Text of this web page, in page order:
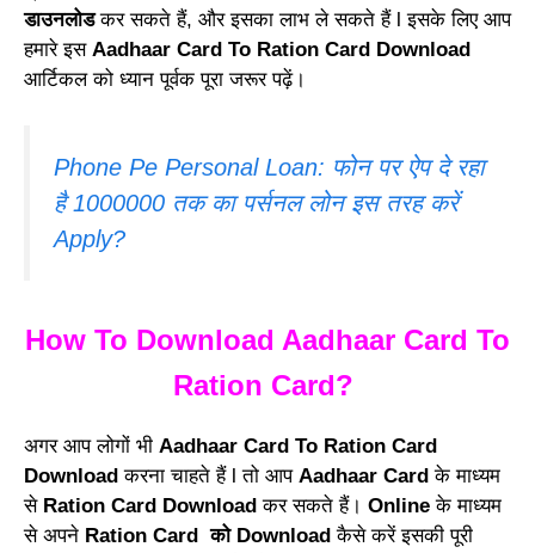
डाउनलोडकर सकते हैं, और इसका लाभ ले सकते हैं l इसके लिए आप
हमारे इस Aadhaar Card To Ration Card Download
आर्टिकल को ध्यान पूर्वक पूरा जरूर पढ़ें।
Phone Pe Personal Loan: फोन पर ऐप दे रहा
है 1000000 तक का पर्सनल लोन इस तरह करें
Apply?
How To Download Aadhaar Card To
Ration Card?
अगर आप लोगों भी Aadhaar Card To Ration Card
Download करना चाहते हैं l तो आप Aadhaar Card के माध्यम
से Ration Card Download कर सकते हैं। Online के माध्यम
से अपने Ration Card को Download कैसे करें इसकी पूरी